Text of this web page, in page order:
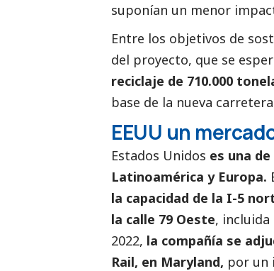
suponían un menor
Entre los objetivos de
del proyecto, que se
reciclaje de 710.000
base de la nueva
EEUU un
Estados Unidos es una
Latinoamérica y Europa.
la capacidad de la I-5
la calle 79 Oeste, incluida
2022, la compañía se
Rail, en Maryland, por un